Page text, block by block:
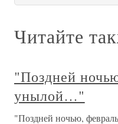
Читайте
"Поздней
унылой…"
"Поздней ночью,